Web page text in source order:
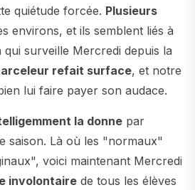
quiétude forcée. Plusieurs
environs, et ils semblent liés à
surveille Mercredi depuis la
refait surface, et notre
lui faire payer son audace.
la donne par
saison. Là où les "normaux"
voici maintenant Mercredi
involontaire de tous les élèves